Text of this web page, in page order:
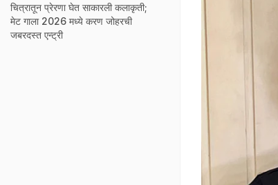
चित्रातून प्रेरणा घेत साकारली कलाकृती;
मेट गाला 2026 मध्ये करण जोहरची
जबरदस्त एन्ट्री